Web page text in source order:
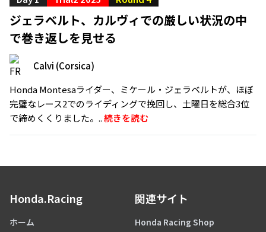
ジェラベルト、カルヴィでの厳しい状況の中
で巻き返しを見せる
Calvi (Corsica)
Honda Montesaライダー、ミケール・ジェラベルトが、ほぼ
完璧なレース2でのライディングで挽回し、土曜日を総合3位
で締めくくりました。..続きを読む
Honda.Racing
ホーム
関連サイト
Honda Racing Shop